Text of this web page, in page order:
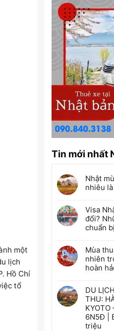
một
lịch
Hồ Chí
tổ
Tin mới nhất
Nhật
nhiêu là
Visa
đổi?
chuẩn
Mùa
nhiên
hoàn
DU
THU:
KYOTO
6N5Đ |
triệu